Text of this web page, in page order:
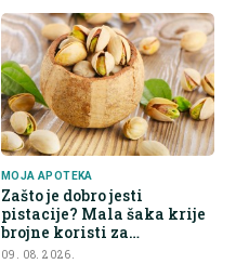
MOJA APOTEKA
Zašto je dobro jesti
pistacije? Mala šaka krije
brojne koristi za
organizam
09. 08. 2026.